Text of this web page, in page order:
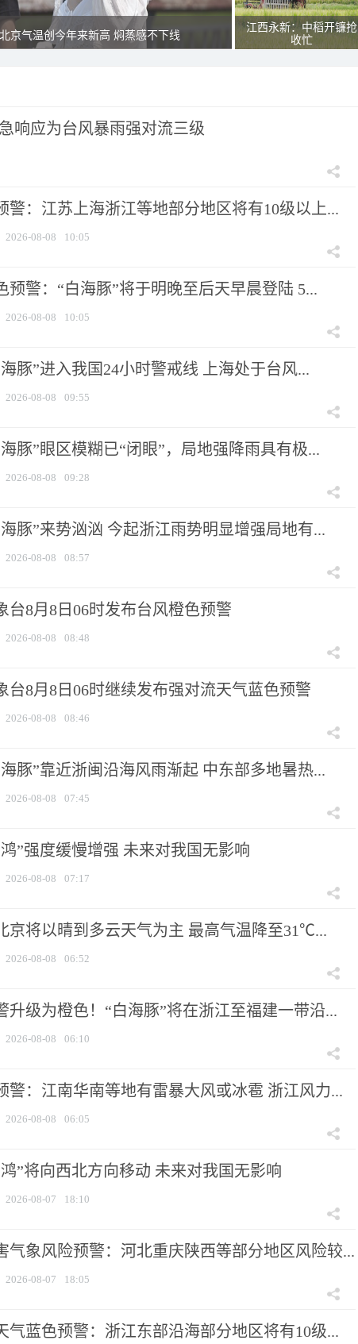
北京气温创今年来新高 焖蒸感不下线
江西永新：中稻开镰抢
收忙
响应为台风暴雨强对流三级
警：江苏上海浙江等地部分地区将有10级以上...
2026-08-08 10:05
预警：“白海豚”将于明晚至后天早晨登陆 5...
2026-08-08 10:05
豚”进入我国24小时警戒线 上海处于台风...
2026-08-08 09:55
豚”眼区模糊已“闭眼”，局地强降雨具有极...
2026-08-08 09:28
豚”来势汹汹 今起浙江雨势明显增强局地有...
2026-08-08 08:57
台8月8日06时发布台风橙色预警
2026-08-08 08:48
台8月8日06时继续发布强对流天气蓝色预警
2026-08-08 08:46
豚”靠近浙闽沿海风雨渐起 中东部多地暑热...
2026-08-08 07:45
”强度缓慢增强 未来对我国无影响
2026-08-08 07:17
京将以晴到多云天气为主 最高气温降至31℃...
2026-08-08 06:52
升级为橙色！“白海豚”将在浙江至福建一带沿...
2026-08-08 06:10
警：江南华南等地有雷暴大风或冰雹 浙江风力...
2026-08-08 06:05
”将向西北方向移动 未来对我国无影响
2026-08-07 18:10
气象风险预警：河北重庆陕西等部分地区风险较...
2026-08-07 18:05
气蓝色预警：浙江东部沿海部分地区将有10级...